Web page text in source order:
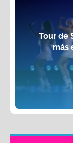
Tour de
más